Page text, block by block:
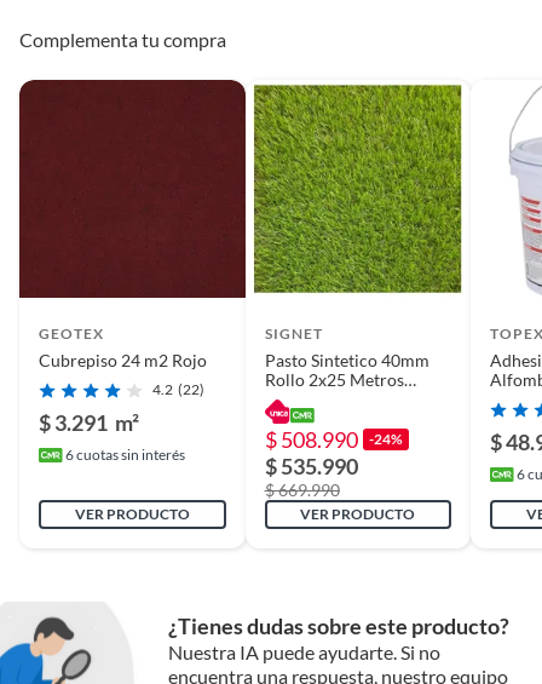
Condición
Caja con palmetas de
alfombras
Chile
6 meses
Complementa tu compra
GEOTEX
Cubrepiso 24 m2 Rojo
4.2 (22)
$ 3.291 m²
6cuotas sin interés
VER PRODUCTO
SIGNET
Pasto Sintetico 40mm
Rollo 2x25 Metros
Signet
$ 508.990 -24%
$ 535.990
$ 669.990
VER PRODUCTO
$
6
¿Tienes dudas sobre este producto?
Nuestra IA puede ayudarte. Si no
encuentra una respuesta, nuestro equipo